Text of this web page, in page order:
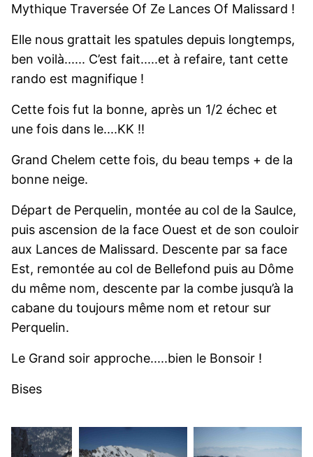
Mythique Traversée Of Ze Lances Of Malissard !
Elle nous grattait les spatules depuis longtemps,
ben voilà...... C’est fait.....et à refaire, tant cette
rando est magnifique !
Cette fois fut la bonne, après un 1/2 échec et
une fois dans le....KK !!
Grand Chelem cette fois, du beau temps + de la
bonne neige.
Départ de Perquelin, montée au col de la Saulce,
puis ascension de la face Ouest et de son couloir
aux Lances de Malissard. Descente par sa face
Est, remontée au col de Bellefond puis au Dôme
du même nom, descente par la combe jusqu’à la
cabane du toujours même nom et retour sur
Perquelin.
Le Grand soir approche.....bien le Bonsoir !
Bises